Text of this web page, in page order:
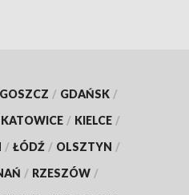
/ GDAŃSK /
KATOWICE / KIELCE /
/ ŁÓDŹ / OLSZTYN /
/ RZESZÓW /